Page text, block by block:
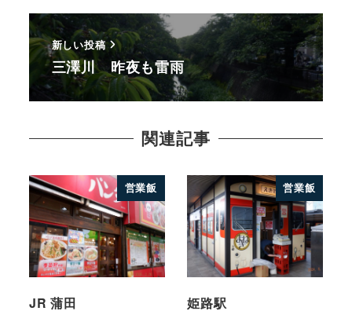
新しい投稿
三澤川 昨夜も雷雨
関連記事
営業飯
JR 蒲田
営業飯
姫路駅